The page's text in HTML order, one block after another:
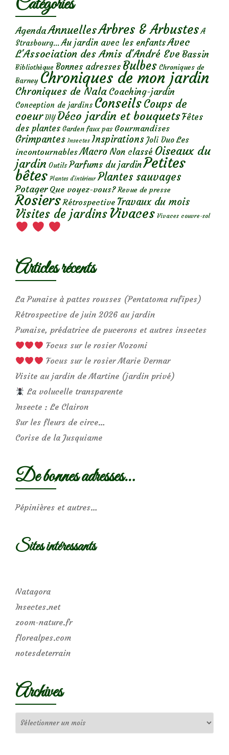
AgendaAnnuellesArbres & Arbustes A
Strasbourg... Au jardin avec les enfantsAvec
L'Association des Amis d'André Eve Bassin
Bibliothèque Bonnes adresses Bulbes Chroniques de
Barney Chroniques de mon jardin
Chroniques de Nala Coaching-jardin
Conception de jardins ConseilsCoups de
coeur DIY Déco jardin et bouquetsFêtes
des plantes Garden faux pas Gourmandises
Grimpantes Insectes Inspirations Joli Duo Les
incontournables Macro Non classé Oiseaux du
jardin Outils Parfums du jardinPetites
bêtes Plantes d’intérieur Plantes sauvages
Potager Que voyez-vous? Revue de presse
Rosiers Rétrospective Travaux du mois
Visites de jardins Vivaces Vivaces couvre-sol
Articles récents
La Punaise à pattes rousses (Pentatoma rufipes)
Rétrospective de juin 2026 au jardin
Punaise, prédatrice de pucerons et autres insectes
Focus sur le rosier Nozomi
Focus sur le rosier Marie Dermar
Visite au jardin de Martine (jardin privé)
La volucelle transparente
Insecte : Le Clairon
Sur les fleurs de circe…
Corise de la Jusquiame
De bonnes adresses…
Pépinières et autres…
Sites intéressants
Natagora
Insectes.net
zoom-nature.fr
florealpes.com
notesdeterrain
Archives